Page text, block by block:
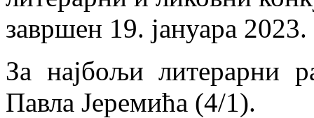
завршен 19. јануара
За најбољилитерарни
Павла Јеремића (4/1).